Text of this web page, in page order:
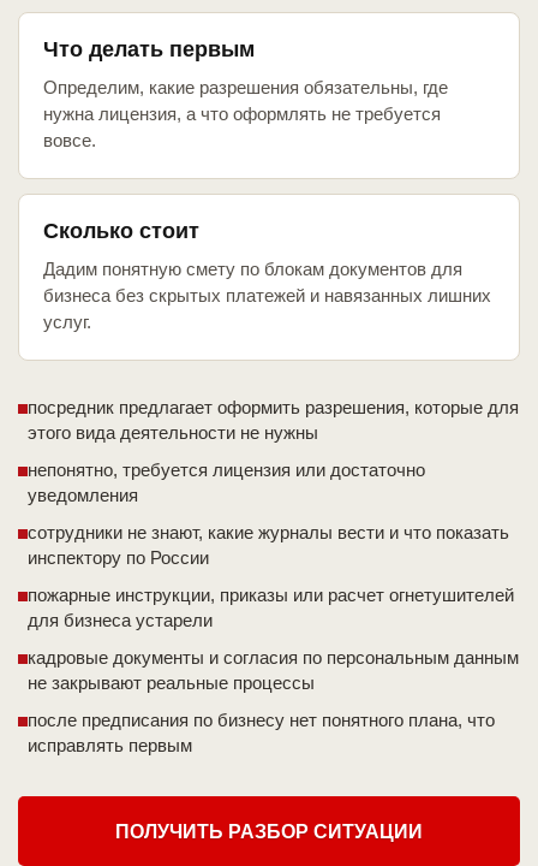
Что делать первым
Определим, какие разрешения обязательны, где
нужна лицензия, а что оформлять не требуется
вовсе.
Сколько стоит
Дадим понятную смету по блокам документов для
бизнеса без скрытых платежей и навязанных лишних
услуг.
посредник предлагает оформить разрешения, которые для
этого вида деятельности не нужны
непонятно, требуется лицензия или достаточно
уведомления
сотрудники не знают, какие журналы вести и что показать
инспектору по России
пожарные инструкции, приказы или расчет огнетушителей
для бизнеса устарели
кадровые документы и согласия по персональным данным
не закрывают реальные процессы
после предписания по бизнесу нет понятного плана, что
исправлять первым
ПОЛУЧИТЬ РАЗБОР СИТУАЦИИ